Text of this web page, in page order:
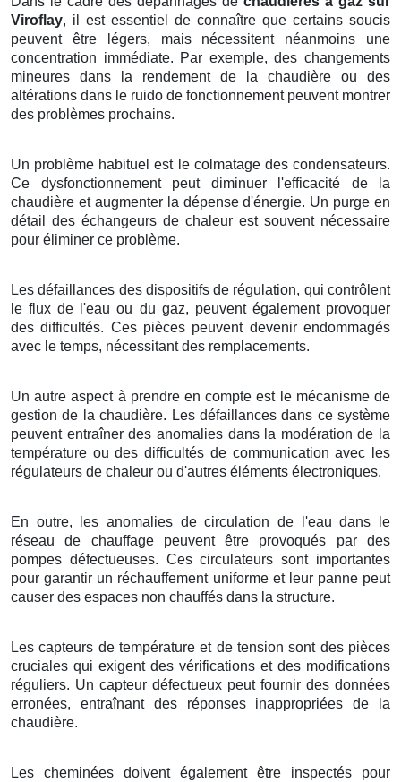
Viroflay, il est essentiel de connaître que certains soucis
peuvent être légers, mais nécessitent néanmoins une
concentration immédiate. Par exemple, des changements
mineures dans la rendement de la chaudière ou des
altérations dans le ruido de fonctionnement peuvent montrer
des problèmes prochains.
Un problème habituel est le colmatage des condensateurs.
Ce dysfonctionnement peut diminuer l'efficacité de la
chaudière et augmenter la dépense d'énergie. Un purge en
détail des échangeurs de chaleur est souvent nécessaire
pour éliminer ce problème.
Les défaillances des dispositifs de régulation, qui contrôlent
le flux de l'eau ou du gaz, peuvent également provoquer
des difficultés. Ces pièces peuvent devenir endommagés
avec le temps, nécessitant des remplacements.
Un autre aspect à prendre en compte est le mécanisme de
gestion de la chaudière. Les défaillances dans ce système
peuvent entraîner des anomalies dans la modération de la
température ou des difficultés de communication avec les
régulateurs de chaleur ou d'autres éléments électroniques.
En outre, les anomalies de circulation de l'eau dans le
réseau de chauffage peuvent être provoqués par des
pompes défectueuses. Ces circulateurs sont importantes
pour garantir un réchauffement uniforme et leur panne peut
causer des espaces non chauffés dans la structure.
Les capteurs de température et de tension sont des pièces
cruciales qui exigent des vérifications et des modifications
réguliers. Un capteur défectueux peut fournir des données
erronées, entraînant des réponses inappropriées de la
chaudière.
Les cheminées doivent également être inspectés pour